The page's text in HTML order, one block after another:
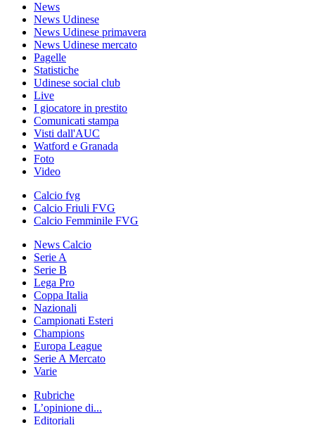
News
News Udinese
News Udinese primavera
News Udinese mercato
Pagelle
Statistiche
Udinese social club
Live
I giocatore in prestito
Comunicati stampa
Visti dall'AUC
Watford e Granada
Foto
Video
Calcio fvg
Calcio Friuli FVG
Calcio Femminile FVG
News Calcio
Serie A
Serie B
Lega Pro
Coppa Italia
Nazionali
Campionati Esteri
Champions
Europa League
Serie A Mercato
Varie
Rubriche
L’opinione di...
Editoriali